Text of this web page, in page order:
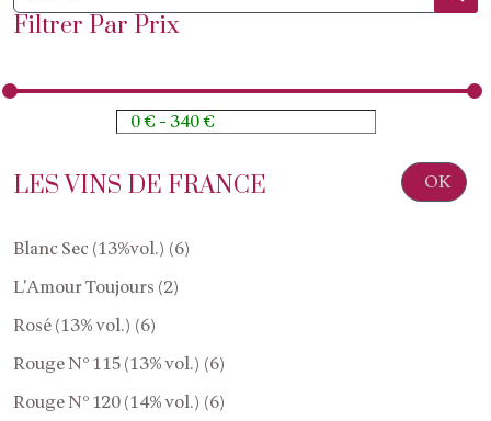
Filtrer Par Prix
OK
LES VINS DE FRANCE
Blanc Sec (13%vol.) (6)
L'Amour Toujours (2)
Rosé (13% vol.) (6)
Rouge N° 115 (13% vol.) (6)
Rouge N° 120 (14% vol.) (6)